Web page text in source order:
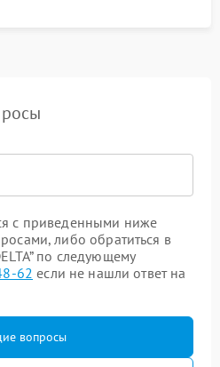
с приведенными ниже
либо обратиться в
по следующему
62 если не нашли ответ на
вопросы